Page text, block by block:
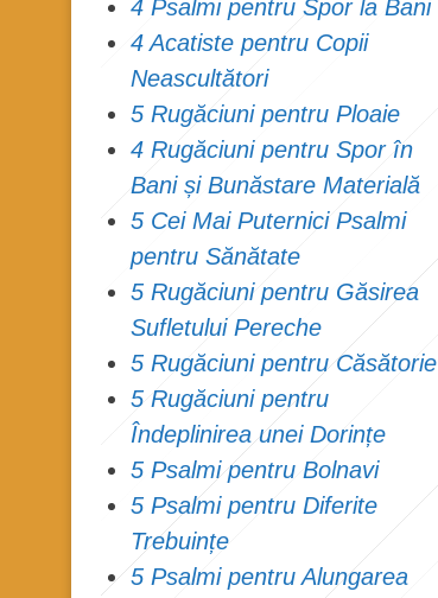
4 Psalmi pentru Spor la Bani
4 Acatiste pentru Copii
Neascultători
5 Rugăciuni pentru Ploaie
4 Rugăciuni pentru Spor în
Bani și Bunăstare Materială
5 Cei Mai Puternici Psalmi
pentru Sănătate
5 Rugăciuni pentru Găsirea
Sufletului Pereche
5 Rugăciuni pentru Căsătorie
5 Rugăciuni pentru
Îndeplinirea unei Dorințe
5 Psalmi pentru Bolnavi
5 Psalmi pentru Diferite
Trebuințe
5 Psalmi pentru Alungarea